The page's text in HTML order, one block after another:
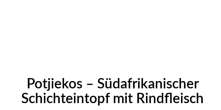
Potjiekos – Südafrikanischer
Schichteintopf mit Rindfleisch